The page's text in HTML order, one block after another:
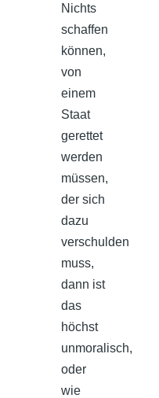
Nichts
schaffen
können,
von
einem
Staat
gerettet
werden
müssen,
der sich
dazu
verschulden
muss,
dann ist
das
höchst
unmoralisch,
oder
wie